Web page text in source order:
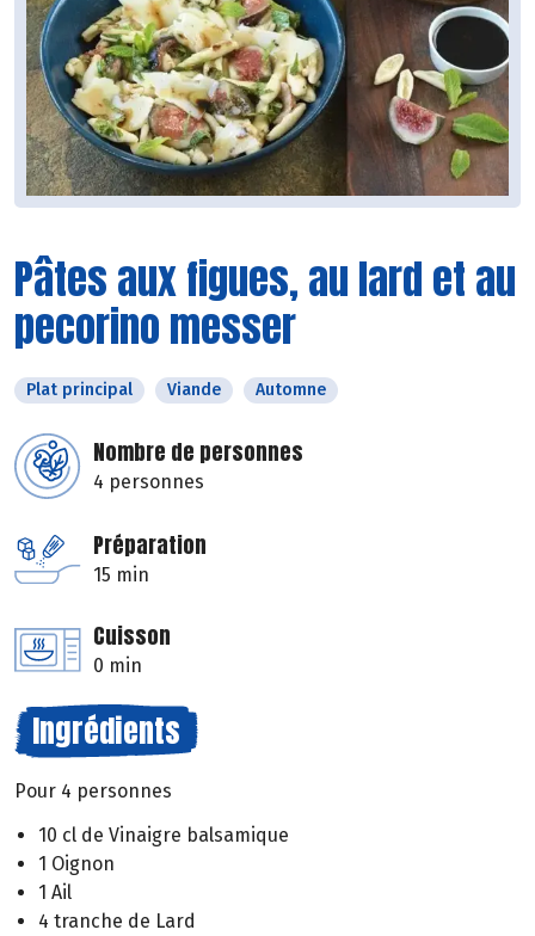
Pâtes aux figues, au lard et au
pecorino messer
Plat principal Viande Automne
Nombre de personnes
4 personnes
Préparation
15 min
Cuisson
0 min
Ingrédients
Pour 4 personnes
10 cl de Vinaigre balsamique
1 Oignon
1 Ail
4 tranche de Lard